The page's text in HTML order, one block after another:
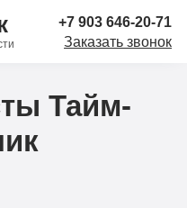
+7 903 646-20-71
Заказать звонок
Тайм-